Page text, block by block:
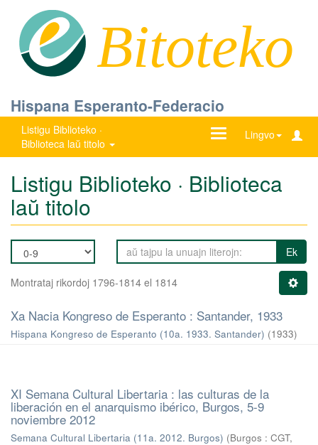
Bitoteko
Hispana Esperanto-Federacio
Listigu Biblioteko ·
Biblioteca laŭ titolo
Lingvo
Ŝanĝu
Listigu Biblioteko · Biblioteca
laŭ titolo
Ek
Montrataj rikordoj 1796-1814 el 1814
Xa Nacia Kongreso de Esperanto : Santander, 1933
Hispana Kongreso de Esperanto (10a. 1933. Santander) (1933)
XI Semana Cultural Libertaria : las culturas de la
liberación en el anarquismo ibérico, Burgos, 5-9
noviembre 2012
Semana Cultural Libertaria (11a. 2012. Burgos) (Burgos : CGT,